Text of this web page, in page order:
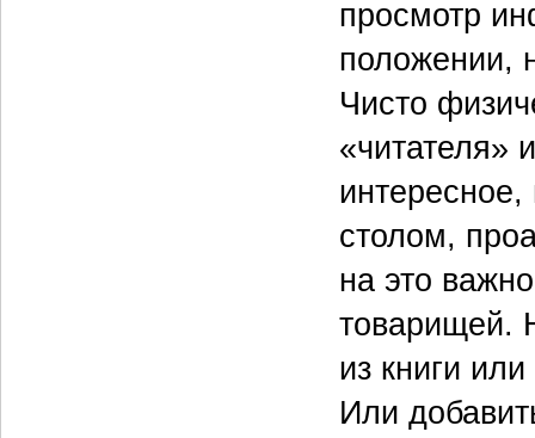
просмотр
положении,
Чисто
«читателя»
столом,
на это
товарищей.
из книги
Или